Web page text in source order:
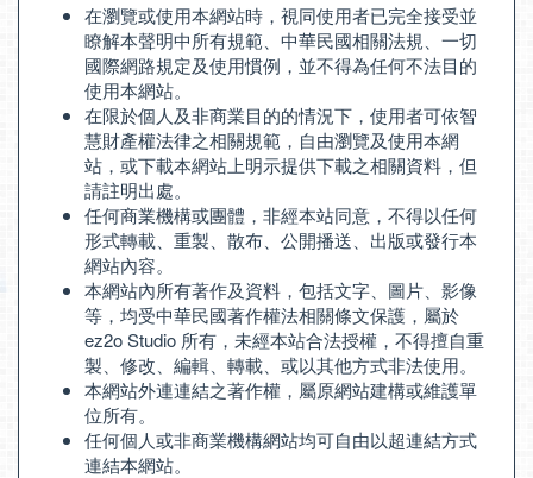
在瀏覽或使用本網站時，視同使用者已完全接受並
瞭解本聲明中所有規範、中華民國相關法規、一切
國際網路規定及使用慣例，並不得為任何不法目的
使用本網站。
在限於個人及非商業目的的情況下，使用者可依智
慧財產權法律之相關規範，自由瀏覽及使用本網
站，或下載本網站上明示提供下載之相關資料，但
請註明出處。
任何商業機構或團體，非經本站同意，不得以任何
形式轉載、重製、散布、公開播送、出版或發行本
網站內容。
本網站內所有著作及資料，包括文字、圖片、影像
等，均受中華民國著作權法相關條文保護，屬於
ez2o Studio 所有，未經本站合法授權，不得擅自重
製、修改、編輯、轉載、或以其他方式非法使用。
本網站外連連結之著作權，屬原網站建構或維護單
位所有。
任何個人或非商業機構網站均可自由以超連結方式
連結本網站。